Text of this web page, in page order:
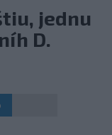
jednu
D.